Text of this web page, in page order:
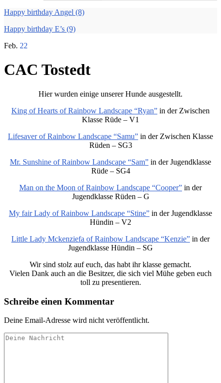
Happy birthday Angel (8)
Happy birthday E’s (9)
Feb. 22
CAC Tostedt
Hier wurden einige unserer Hunde ausgestellt.
King of Hearts of Rainbow Landscape “Ryan” in der Zwischen
Klasse Rüde – V1
Lifesaver of Rainbow Landscape “Samu” in der Zwischen Klasse
Rüden – SG3
Mr. Sunshine of Rainbow Landscape “Sam” in der Jugendklasse
Rüde – SG4
Man on the Moon of Rainbow Landscape “Cooper” in der
Jugendklasse Rüden – G
My fair Lady of Rainbow Landscape “Stine” in der Jugendklasse
Hündin – V2
Little Lady Mckenziefa of Rainbow Landscape “Kenzie” in der
Jugendklasse Hündin – SG
Wir sind stolz auf euch, das habt ihr klasse gemacht.
Vielen Dank auch an die Besitzer, die sich viel Mühe geben euch
toll zu presentieren.
Schreibe einen Kommentar
Deine Email-Adresse wird nicht veröffentlicht.